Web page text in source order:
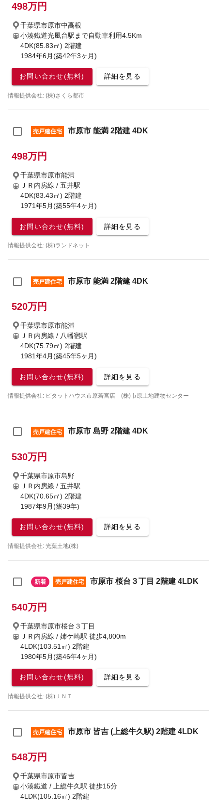
498万円
千葉県市原市中高根
小湊鐵道光風台駅まで自動車利用4.5Km
4DK(85.83㎡) 2階建
1984年6月(築42年3ヶ月)
お問い合わせ(無料) 詳細を見る
情報提供会社: (株)さくら都市
売戸建住宅 市原市 能満 2階建 4DK
498万円
千葉県市原市能満
ＪＲ内房線 / 五井駅
4DK(83.43㎡) 2階建
1971年5月(築55年4ヶ月)
お問い合わせ(無料) 詳細を見る
情報提供会社: (株)ランドネット
売戸建住宅 市原市 能満 2階建 4DK
520万円
千葉県市原市能満
ＪＲ内房線 / 八幡宿駅
4DK(75.79㎡) 2階建
1981年4月(築45年5ヶ月)
お問い合わせ(無料) 詳細を見る
情報提供会社: ピタットハウス市原若宮店 (株)市原土地建物センター
売戸建住宅 市原市 島野 2階建 4DK
530万円
千葉県市原市島野
ＪＲ内房線 / 五井駅
4DK(70.65㎡) 2階建
1987年9月(築39年)
お問い合わせ(無料) 詳細を見る
情報提供会社: 光葉土地(株)
新着 売戸建住宅 市原市 桜台３丁目 2階建 4LDK
540万円
千葉県市原市桜台３丁目
ＪＲ内房線 / 姉ケ崎駅 徒歩4,800m
4LDK(103.51㎡) 2階建
1980年5月(築46年4ヶ月)
お問い合わせ(無料) 詳細を見る
情報提供会社: (株)ＪＮＴ
売戸建住宅 市原市 皆吉 (上総牛久駅) 2階建 4LDK
548万円
千葉県市原市皆吉
小湊鐵道 / 上総牛久駅 徒歩15分
4LDK(105.16㎡) 2階建